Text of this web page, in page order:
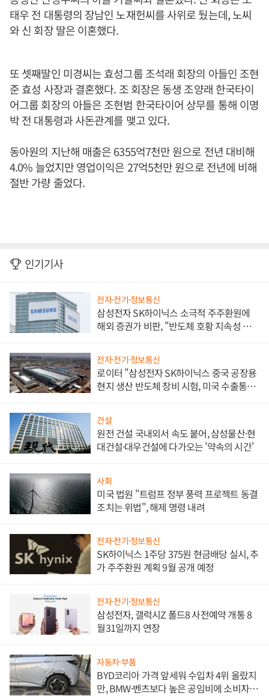
태우 전 대통령의 장남인 노재헌씨를 사위로 뒀는데, 노씨
와 신 회장 딸은 이혼했다.
또 셋째딸인 미경씨는 효성그룹 조석래 회장의 아들인 조현
준 효성 사장과 결혼했다. 조 회장은 동생 조양래 한국타이
어그룹 회장의 아들은 조현범 한국타이어 상무를 통해 이명
박 전 대통령과 사돈관계를 맺고 있다.
동아원의 지난해 매출은 6355억7천만 원으로 전년 대비해
4.0% 늘었지만 영업이익은 27억5천만 원으로 전년에 비해
절반 가량 줄었다.
인기기사
전자·전기·정보통신
삼성전자 SK하이닉스 소극적 주주환원에
해외 증권가 비판, "반도체 호황 지속성 의
전자·전기·정보통신
로이터 "삼성전자 SK하이닉스 중국 공장용
현지 생산 반도체 장비 시험, 미국 수출통제
건설
원전 건설 국내외서 속도 붙어, 삼성물산·현
대건설·대우건설에 다가오는 '약속의 시간'
사회
미국 법원 "트럼프 정부 풍력 프로젝트 동결
조치는 위법", 해제 명령 내려
전자·전기·정보통신
SK하이닉스 1주당 375원 현금배당 실시, 추
가 주주환원 계획 9월 공개 예정
전자·전기·정보통신
삼성전자, 갤럭시Z 폴드8 사전예약 개통 8
월31일까지 연장
자동차·부품
BYD코리아 가격 앞세워 수입차 4위 올랐지
만, BMW·벤츠보다 높은 공임비에 소비자